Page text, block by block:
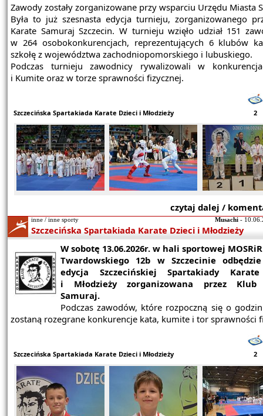
Zawody zostały zorganizowane przy wsparciu Urzędu Miasta
Była to już szesnasta edycja turnieju, zorganizowanego
Karate Samuraj Szczecin. W turnieju wzięło udział 151
w 264 osobokonkurencjach, reprezentujących 6 klubów
szkołę z województwa zachodniopomorskiego i lubuskiego.
Podczas turnieju zawodnicy rywalizowali w
i Kumite oraz w torze sprawności fizycznej.
Szczecińska Spartakiada Karate Dzieci i Młodzieży 2
czytaj dalej /
inne / inne sporty Musachi -
Szczecińska Spartakiada Karate Dzieci i Młodzieży
W sobotę 13.06.2026r. w hali sportowej
Twardowskiego 12b w Szczecinie
edycja Szczecińskiej Spartakiady
i Młodzieży zorganizowana przez Klub
Samuraj.
Podczas zawodów, które rozpoczną się o
zostaną rozegrane konkurencje kata, kumite i tor sprawności
Szczecińska Spartakiada Karate Dzieci i Młodzieży 2